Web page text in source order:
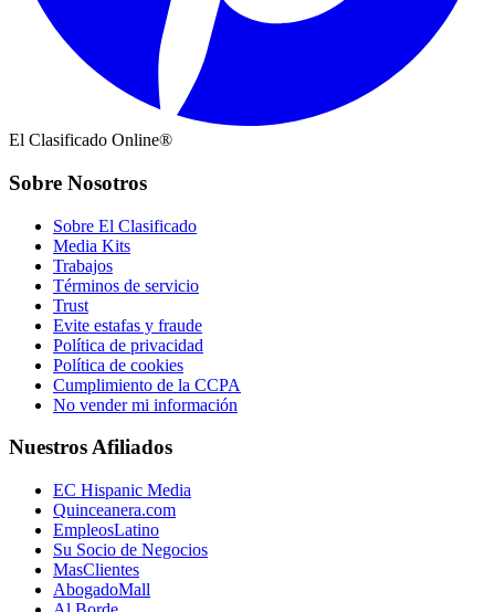
El Clasificado Online®
Sobre Nosotros
Sobre El Clasificado
Media Kits
Trabajos
Términos de servicio
Trust
Evite estafas y fraude
Política de privacidad
Política de cookies
Cumplimiento de la CCPA
No vender mi información
Nuestros Afiliados
EC Hispanic Media
Quinceanera.com
EmpleosLatino
Su Socio de Negocios
MasClientes
AbogadoMall